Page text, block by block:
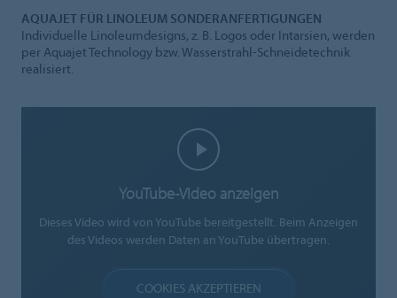
AQUAJET FÜR LINOLEUM SONDERANFERTIGUNGEN
Individuelle Linoleumdesigns, z. B. Logos oder Intarsien, werden
per Aquajet Technology bzw. Wasserstrahl-Schneidetechnik
realisiert.
YouTube-Video anzeigen
Dieses Video wird von YouTube bereitgestellt. Beim Anzeigen
des Videos werden Daten an YouTube übertragen.
COOKIES AKZEPTIEREN